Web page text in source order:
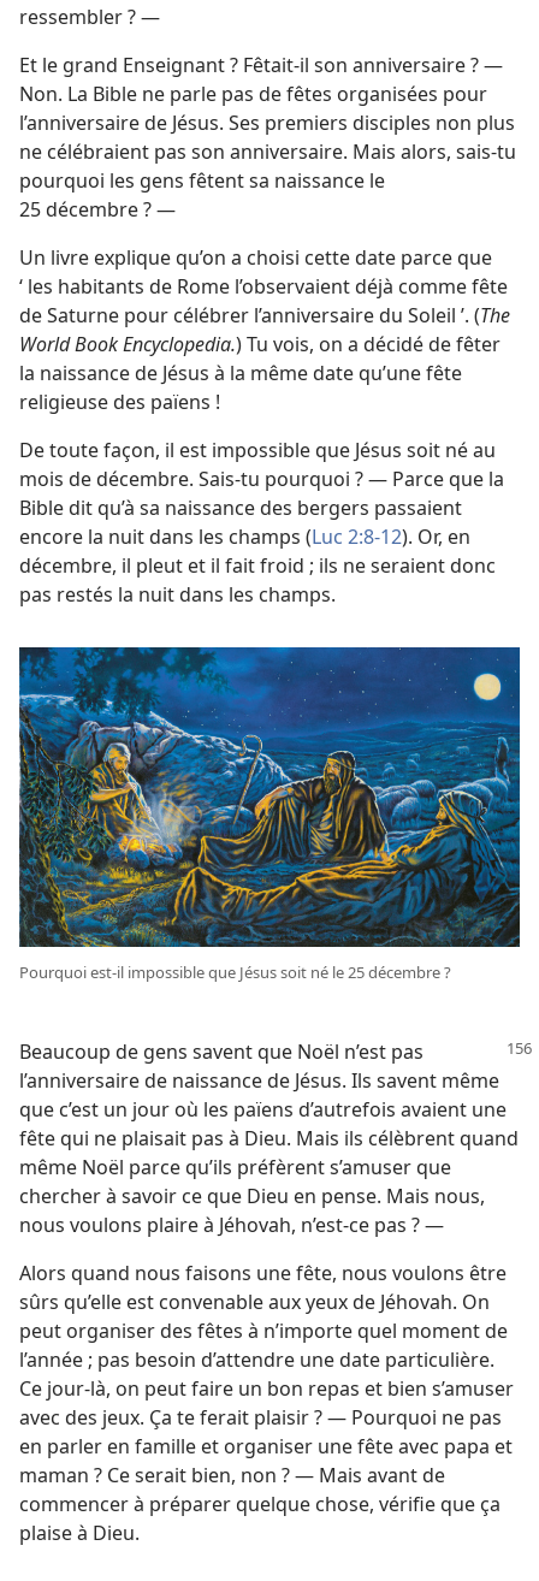
ressembler ? —
Et le grand Enseignant ? Fêtait-​il son anniversaire ? —
Non. La Bible ne parle pas de fêtes organisées pour
l’anniversaire de Jésus. Ses premiers disciples non plus
ne célébraient pas son anniversaire. Mais alors, sais-​tu
pourquoi les gens fêtent sa naissance le
25 décembre ? —
Un livre explique qu’on a choisi cette date parce que
‘ les habitants de Rome l’observaient déjà comme fête
de Saturne pour célébrer l’anniversaire du Soleil ’. (The
World Book Encyclopedia.) Tu vois, on a décidé de fêter
la naissance de Jésus à la même date qu’une fête
religieuse des païens !
De toute façon, il est impossible que Jésus soit né au
mois de décembre. Sais-​tu pourquoi ? — Parce que la
Bible dit qu’à sa naissance des bergers passaient
encore la nuit dans les champs (Luc 2:8-12). Or, en
décembre, il pleut et il fait froid ; ils ne seraient donc
pas restés la nuit dans les champs.
Pourquoi est-​il impossible que Jésus soit né le 25 décembre ?
Beaucoup de gens savent que Noël n’est pas
l’anniversaire de naissance de Jésus. Ils savent même
que c’est un jour où les païens d’autrefois avaient une
fête qui ne plaisait pas à Dieu. Mais ils célèbrent quand
même Noël parce qu’ils préfèrent s’amuser que
chercher à savoir ce que Dieu en pense. Mais nous,
nous voulons plaire à Jéhovah, n’est-​ce pas ? —
Alors quand nous faisons une fête, nous voulons être
sûrs qu’elle est convenable aux yeux de Jéhovah. On
peut organiser des fêtes à n’importe quel moment de
l’année ; pas besoin d’attendre une date particulière.
Ce jour-​là, on peut faire un bon repas et bien s’amuser
avec des jeux. Ça te ferait plaisir ? — Pourquoi ne pas
en parler en famille et organiser une fête avec papa et
maman ? Ce serait bien, non ? — Mais avant de
commencer à préparer quelque chose, vérifie que ça
plaise à Dieu.